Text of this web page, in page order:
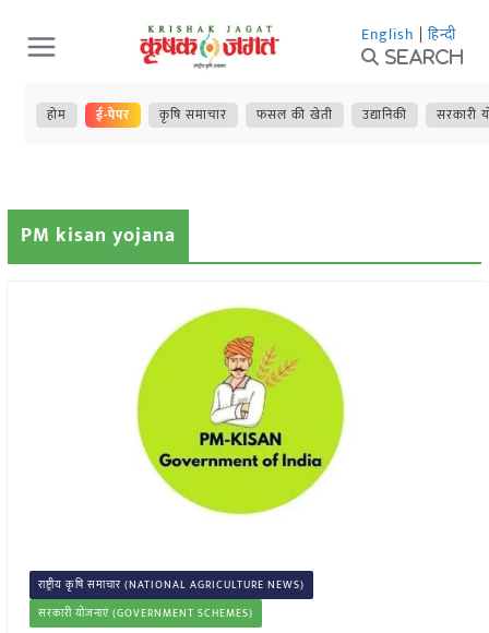
Skip
to
content
English | हिन्दी
Search
होम ई-पेपर कृषि समाचार फसल की खेती उद्यानिकी सरकारी
PM kisan yojana
राष्ट्रीय कृषि समाचार (NATIONAL AGRICULTURE NEWS)
सरकारी योजनाएं (GOVERNMENT SCHEMES)